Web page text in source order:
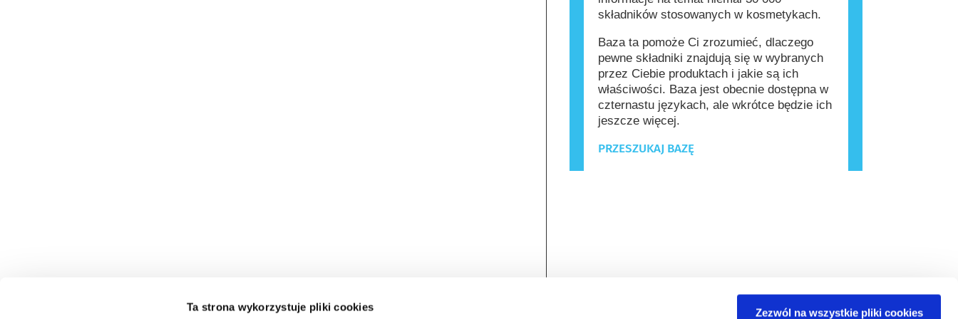
Ta strona wykorzystuje pliki cookies Zezwól na wszystkie pliki cookies
składników stosowanych w kosmetykach.
Baza ta pomoże Ci zrozumieć, dlaczego
pewne składniki znajdują się w wybranych
przez Ciebie produktach i jakie są ich
właściwości. Baza jest obecnie dostępna w
czternastu językach, ale wkrótce będzie ich
jeszcze więcej.
PRZESZUKAJ BAZĘ